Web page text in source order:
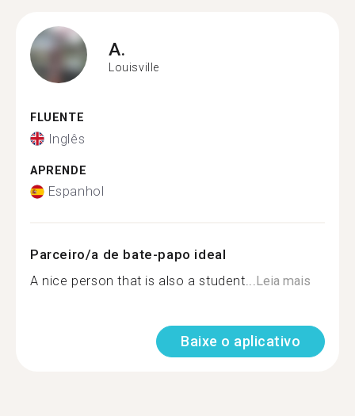
A.
Louisville
FLUENTE
Inglês
APRENDE
Espanhol
Parceiro/a de bate-papo ideal
A nice person that is also a student...Leia mais
Baixe o aplicativo